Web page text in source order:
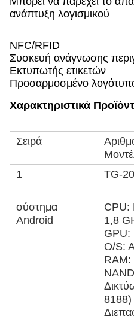
ανάπτυξη λογισμικού
NFC/RFID
Συσκευή ανάγνωσης
Εκτυπωτής ετικετών
Προσαρμοσμένο
Χαρακτηριστικά
Σειρά
1 TG-
σύστημα
Android
CPU:
1,8
GPU:
O/S:
RAM:
8188)